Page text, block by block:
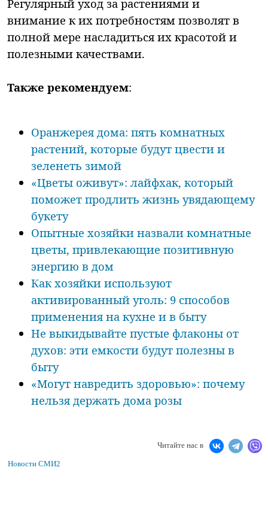
Регулярный уход за растениями и
внимание к их потребностям позволят в
полной мере насладиться их красотой и
полезными качествами.
Также рекомендуем:
Оранжерея дома: пять комнатных
растений, которые будут цвести и
зеленеть зимой
«Цветы оживут»: лайфхак, который
поможет продлить жизнь увядающему
букету
Опытные хозяйки назвали комнатные
цветы, привлекающие позитивную
энергию в дом
Как хозяйки используют
активированный уголь: 9 способов
применения на кухне и в быту
Не выкидывайте пустые флаконы от
духов: эти емкости будут полезны в
быту
«Могут навредить здоровью»: почему
нельзя держать дома розы
Читайте нас в
Новости СМИ2